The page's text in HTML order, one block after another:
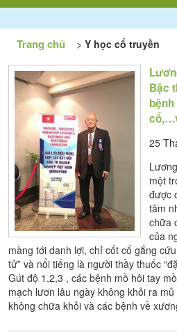
Trang chủ > Y học cổ truyền
Bậc
25
một
được
tâm
chữa
của
màng tới danh lợi, chỉ cốt cố gắng
tử” và nổi tiếng là người thầy thuốc
Gút độ 1,2,3 , các bệnh mồ hôi tay
mạch lươn lâu ngày không khỏi ra
không chữa khỏi và các bệnh về